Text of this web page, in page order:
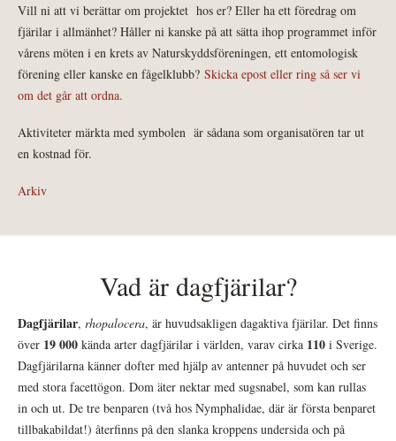
Vill ni att vi berättar om projektet hos er? Eller ha ett föredrag om
fjärilar i allmänhet? Håller ni kanske på att sätta ihop programmet inför
vårens möten i en krets av Naturskyddsföreningen, ett entomologisk
förening eller kanske en fågelklubb? Skicka epost eller ring så ser vi
om det går att ordna.
Aktiviteter märkta med symbolen är sådana som organisatören tar ut
en kostnad för.
Arkiv
Vad är dagfjärilar?
Dagfjärilar, rhopalocera, är huvudsakligen dagaktiva fjärilar. Det finns
över 19 000 kända arter dagfjärilar i världen, varav cirka 110 i Sverige.
Dagfjärilarna känner dofter med hjälp av antenner på huvudet och ser
med stora facettögon. Dom äter nektar med sugsnabel, som kan rullas
in och ut. De tre benparen (två hos Nymphalidae, där är första benparet
tillbakabildat!) återfinns på den slanka kroppens undersida och på